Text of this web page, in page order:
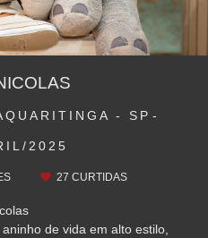
- SP
2025
27 CURTIDAS
de vida em alto estilo,